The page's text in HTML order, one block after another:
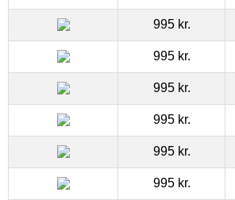
995 kr.
995 kr.
995 kr.
995 kr.
995 kr.
995 kr.